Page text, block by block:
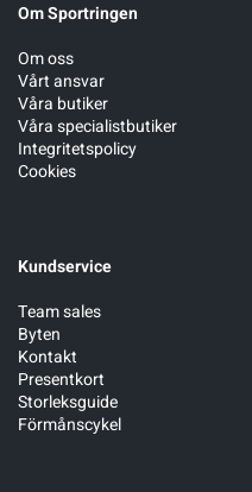
Om Sportringen
Om oss
Vårt ansvar
Våra butiker
Våra specialistbutiker
Integritetspolicy
Cookies
Kundservice
Team sales
Byten
Kontakt
Presentkort
Storleksguide
Förmånscykel